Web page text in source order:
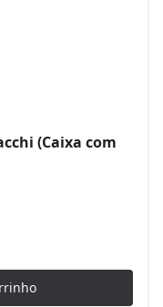
(Caixa com